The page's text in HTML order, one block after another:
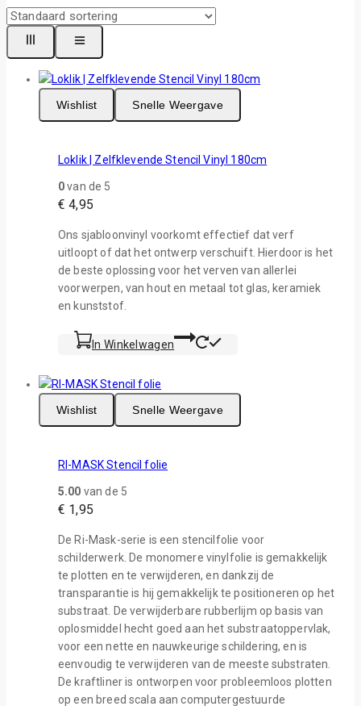
Wishlist Snelle Weergave
Loklik | Zelfklevende Stencil Vinyl 180cm
0van de 5
€ 4,95
Ons sjabloonvinyl voorkomt effectief dat verf
uitloopt of dat het ontwerp verschuift. Hierdoor is het
de beste oplossing voor het verven van allerlei
voorwerpen, van hout en metaal tot glas, keramiek
en kunststof.
In Winkelwagen
Wishlist Snelle Weergave
RI-MASK Stencil folie
5.00 van de 5
€ 1,95
De Ri-Mask-serie is een stencilfolie voor
schilderwerk. De monomere vinylfolie is gemakkelijk
te plotten en te verwijderen, en dankzij de
transparantie is hij gemakkelijk te positioneren op het
substraat. De verwijderbare rubberlijm op basis van
oplosmiddel hecht goed aan het substraatoppervlak,
voor een nette en nauwkeurige schildering, en is
eenvoudig te verwijderen van de meeste substraten.
De kraftliner is ontworpen voor probleemloos plotten
op een breed scala aan computergestuurde